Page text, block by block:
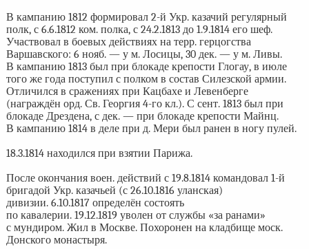
В кампанию 1812 формировал 2-й Укр. казачий регулярный
полк, с 6.6.1812 ком. полка, с 24.2.1813 до 1.9.1814 его шеф.
Участвовал в боевых действиях на терр. герцогства
Варшавского: 6 нояб. — у м. Лосицы, 30 дек. — у м. Ливы.
В кампанию 1813 был при блокаде крепости Глогау, в июле
того же года поступил с полком в состав Силезской армии.
Отличился в сражениях при Кацбахе и Левенберге
(награждён орд. Св. Георгия 4-го кл.). С сент. 1813 был при
блокаде Дрездена, с дек. — при блокаде крепости Майнц.
В кампанию 1814 в деле при д. Мери был ранен в ногу пулей.
18.3.1814 находился при взятии Парижа.
После окончания воен. действий с 19.8.1814 командовал 1-й
бригадой Укр. казачьей (с 26.10.1816 уланская)
дивизии. 6.10.1817 определён состоять
по кавалерии. 19.12.1819 уволен от службы «за ранами»
с мундиром. Жил в Москве. Похоронен на кладбище моск.
Донского монастыря.